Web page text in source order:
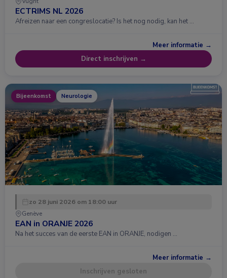
ECTRIMS NL 2026
Afreizen naar een congreslocatie? Is het nog nodig, kan het …
Meer informatie →
Direct inschrijven →
Bijeenkomst Neurologie
zo 28 juni 2026 om 18:00 uur
Genève
EAN in ORANJE 2026
Na het succes van de eerste EAN in ORANJE, nodigen …
Meer informatie →
Inschrijven gesloten